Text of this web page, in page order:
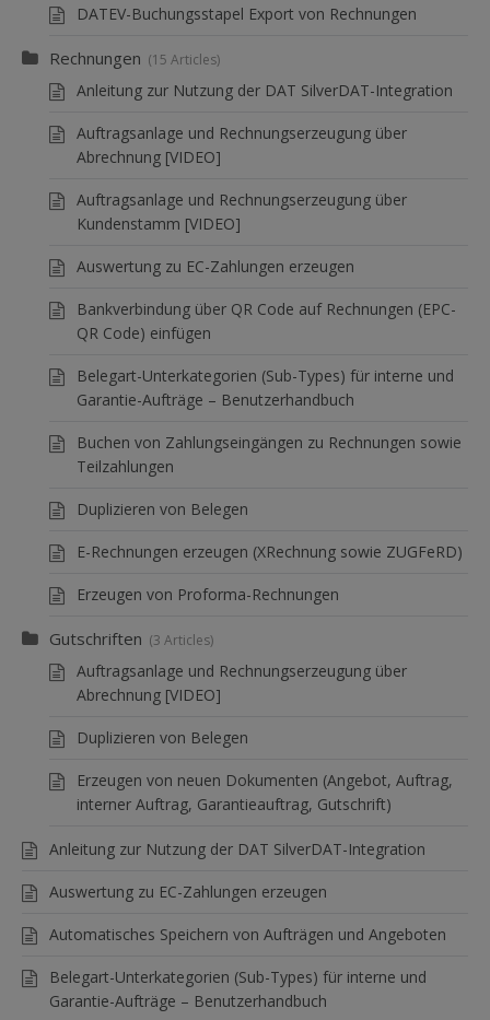
DATEV-Buchungsstapel Export von Rechnungen
Rechnungen 15 Articles
Anleitung zur Nutzung der DAT SilverDAT-Integration
Auftragsanlage und Rechnungserzeugung über
Abrechnung [VIDEO]
Auftragsanlage und Rechnungserzeugung über
Kundenstamm [VIDEO]
Auswertung zu EC-Zahlungen erzeugen
Bankverbindung über QR Code auf Rechnungen (EPC-
QR Code) einfügen
Belegart-Unterkategorien (Sub-Types) für interne und
Garantie-Aufträge – Benutzerhandbuch
Buchen von Zahlungseingängen zu Rechnungen sowie
Teilzahlungen
Duplizieren von Belegen
E-Rechnungen erzeugen (XRechnung sowie ZUGFeRD)
Erzeugen von Proforma-Rechnungen
Gutschriften 3 Articles
Auftragsanlage und Rechnungserzeugung über
Abrechnung [VIDEO]
Duplizieren von Belegen
Erzeugen von neuen Dokumenten (Angebot, Auftrag,
interner Auftrag, Garantieauftrag, Gutschrift)
Anleitung zur Nutzung der DAT SilverDAT-Integration
Auswertung zu EC-Zahlungen erzeugen
Automatisches Speichern von Aufträgen und Angeboten
Belegart-Unterkategorien (Sub-Types) für interne und
Garantie-Aufträge – Benutzerhandbuch